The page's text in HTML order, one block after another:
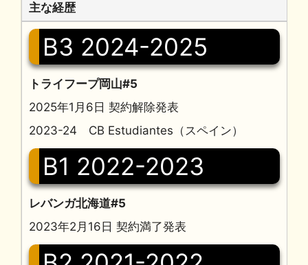
主な経歴
B3 2024-2025
トライフープ岡山#5
2025年1月6日 契約解除発表
2023-24 CB Estudiantes（スペイン）
B1 2022-2023
レバンガ北海道#5
2023年2月16日 契約満了発表